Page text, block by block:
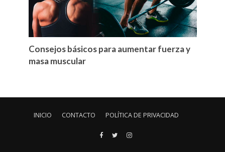
Consejos básicos para aumentar fuerza y
masa muscular
INICIO CONTACTO POLÍTICA DE PRIVACIDAD